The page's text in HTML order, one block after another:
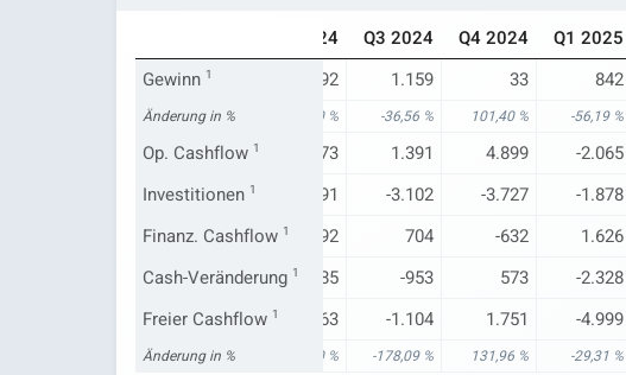
Q2 2024 Q3 2024 Q4 2024 Q1 2025
Gewinn 1
-2.357 1.922 2.092 1.159 33 842
Änderung in %
-423,76 % 16,56 % 398,10 % -36,56 % 101,40 % -56,19 %
Op. Cashflow 1
1.126 -2.143 2.473 1.391 4.899 -2.065
Investitionen 1
-1.122 -1.592 -1.291 -3.102 -3.727 -1.878
Finanz. Cashflow 1
-798 652 392 704 -632 1.626
Cash-Veränderung 1
-810 -3.032 1.585 -953 573 -2.328
Freier Cashflow 1
-5.479 -3.866 -963 -1.104 1.751 -4.999
Änderung in %
-64,44 % -32.316,67 % -902,50 % -178,09 % 131,96 % -29,31 %